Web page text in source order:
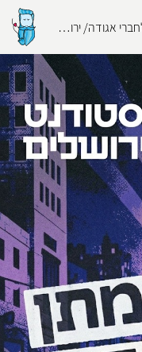
כניסה לחברי אגודה/ ירושלמי
שלי